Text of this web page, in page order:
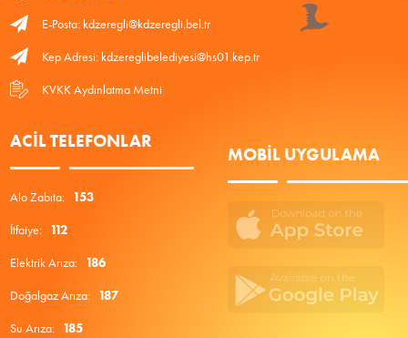
E-Posta: kdzeregli@kdzeregli.bel.tr
Kep Adresi: kdzereglibelediyesi@hs01.kep.tr
KVKK Aydınlatma Metni
ACIL TELEFONLAR
Alo Zabıta: 153
İtfaiye: 112
Elektrik Arıza: 186
Doğalgaz Arıza: 187
Su Arıza: 185
MOBIL UYGULAMA